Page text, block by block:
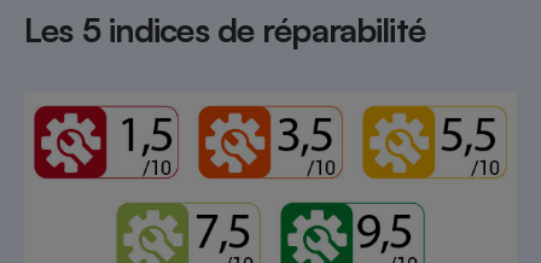
Les 5 indices de réparabilité